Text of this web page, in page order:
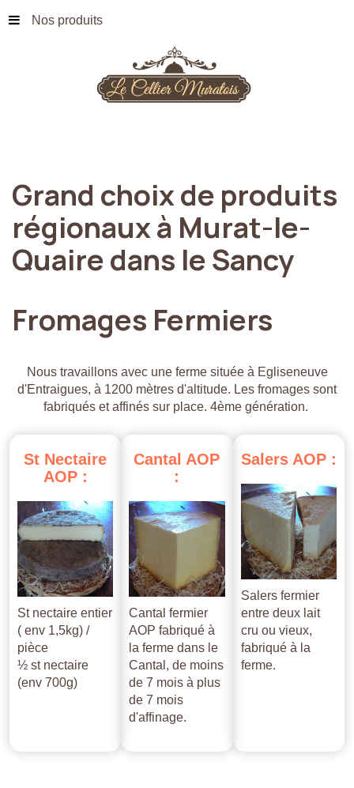
Nos produits
Grand choixde produits
régionauxà Murat-le-
Quairedans leSancy
Fromages Fermiers
Nous travaillons avec une ferme située à Egliseneuve
d'Entraigues, à 1200 mètres d'altitude. Les fromages sont
fabriqués et affinés sur place. 4ème génération.
St Nectaire
AOP :
St nectaire entier
( env 1,5kg) /
pièce
½ st nectaire
(env 700g)
Cantal AOP
:
Cantal fermier
AOP fabriqué à
la ferme dans le
Cantal, de moins
de 7 mois à plus
de 7 mois
d'affinage.
Salers AOP :
Salers fermier
entre deux lait
cru ou vieux,
fabriqué à la
ferme.